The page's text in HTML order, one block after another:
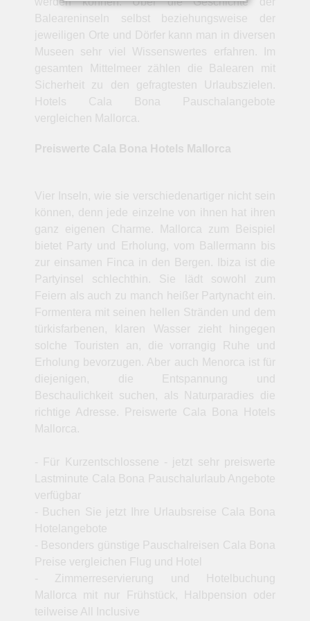
Baleareninseln selbst beziehungsweise der
jeweiligen Orte und Dörfer kann man in diversen
Museen sehr viel Wissenswertes erfahren. Im
gesamten Mittelmeer zählen die Balearen mit
Sicherheit zu den gefragtesten Urlaubszielen.
Hotels Cala Bona Pauschalangebote
vergleichen Mallorca.
Preiswerte Cala Bona Hotels Mallorca
Vier Inseln, wie sie verschiedenartiger nicht sein
können, denn jede einzelne von ihnen hat ihren
ganz eigenen Charme. Mallorca zum Beispiel
bietet Party und Erholung, vom Ballermann bis
zur einsamen Finca in den Bergen. Ibiza ist die
Partyinsel schlechthin. Sie lädt sowohl zum
Feiern als auch zu manch heißer Partynacht ein.
Formentera mit seinen hellen Stränden und dem
türkisfarbenen, klaren Wasser zieht hingegen
solche Touristen an, die vorrangig Ruhe und
Erholung bevorzugen. Aber auch Menorca ist für
diejenigen, die Entspannung und
Beschaulichkeit suchen, als Naturparadies die
richtige Adresse. Preiswerte Cala Bona Hotels
Mallorca.
- Für Kurzentschlossene - jetzt sehr preiswerte
Lastminute Cala Bona Pauschalurlaub Angebote
verfügbar
- Buchen Sie jetzt Ihre Urlaubsreise Cala Bona
Hotelangebote
- Besonders günstige Pauschalreisen Cala Bona
Preise vergleichen Flug und Hotel
- Zimmerreservierung und Hotelbuchung
Mallorca mit nur Frühstück, Halbpension oder
teilweise All Inclusive